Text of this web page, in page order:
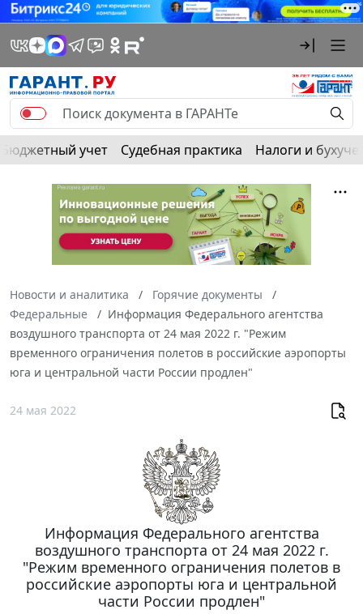
Бюджетный учет Судебная практика Налоги и
Новости и аналитика
Горячие документы
Федеральные
Информация Федерального агентства
воздушного транспорта от 24 мая 2022 г. "Режим
временного ограничения полетов в российские аэропорты
юга и центральной части России продлен"
24 мая 2022
Информация Федерального агентства
воздушного транспорта от 24 мая 2022 г.
"Режим временного ограничения полетов в
российские аэропорты юга и центральной
части России продлен"